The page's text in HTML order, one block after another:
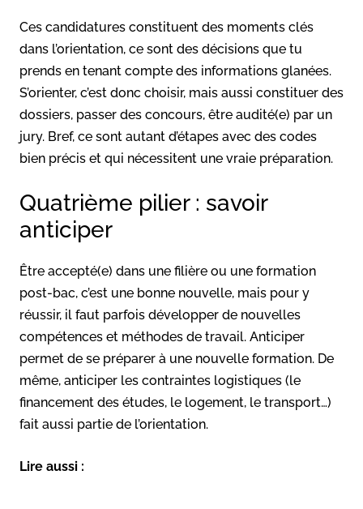
Ces candidatures constituent des moments clés
dans l’orientation, ce sont des décisions que tu
prends en tenant compte des informations glanées.
S’orienter, c’est donc choisir, mais aussi constituer des
dossiers, passer des concours, être audité(e) par un
jury. Bref, ce sont autant d’étapes avec des codes
bien précis et qui nécessitent une vraie préparation.
Quatrième pilier : savoir
anticiper
Être accepté(e) dans une filière ou une formation
post-bac, c’est une bonne nouvelle, mais pour y
réussir, il faut parfois développer de nouvelles
compétences et méthodes de travail. Anticiper
permet de se préparer à une nouvelle formation. De
même, anticiper les contraintes logistiques (le
financement des études, le logement, le transport…)
fait aussi partie de l’orientation.
Lire aussi :